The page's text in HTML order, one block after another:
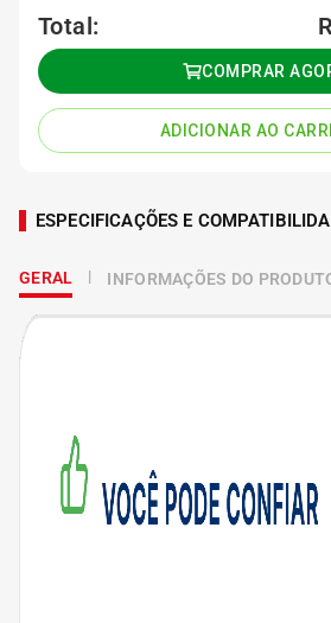
Total:
COMPRAR
ADICIONAR AO
ESPECIFICAÇÕES E
GERAL INFORMAÇÕES DO